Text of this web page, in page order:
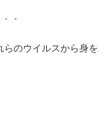
、
のウイルスから身を